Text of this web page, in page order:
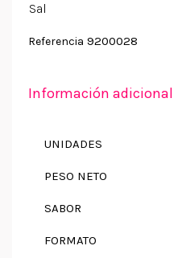
Sal
Referencia 9200028
Información adicional
UNIDADES
PESO NETO
SABOR
FORMATO